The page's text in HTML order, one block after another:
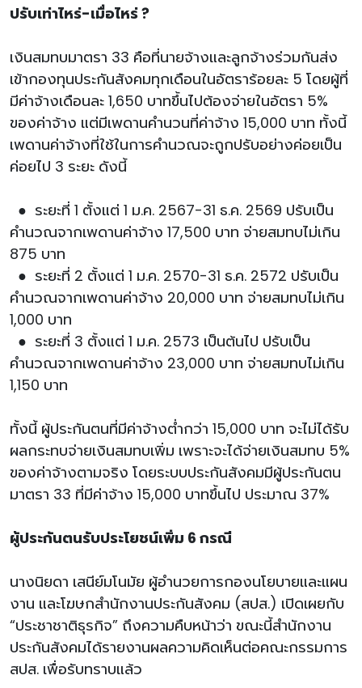
ปรับเท่าไหร่-เมื่อไหร่ ?
เงินสมทบมาตรา 33 คือที่นายจ้างและลูกจ้างร่วมกันส่ง
เข้ากองทุนประกันสังคมทุกเดือนในอัตราร้อยละ 5 โดยผู้ที่
มีค่าจ้างเดือนละ 1,650 บาทขึ้นไปต้องจ่ายในอัตรา 5%
ของค่าจ้าง แต่มีเพดานคำนวนที่ค่าจ้าง 15,000 บาท ทั้งนี้
เพดานค่าจ้างที่ใช้ในการคำนวณจะถูกปรับอย่างค่อยเป็น
ค่อยไป 3 ระยะ ดังนี้
● ระยะที่ 1 ตั้งแต่ 1 ม.ค. 2567-31 ธ.ค. 2569 ปรับเป็น
คำนวณจากเพดานค่าจ้าง 17,500 บาท จ่ายสมทบไม่เกิน
875 บาท
● ระยะที่ 2 ตั้งแต่ 1 ม.ค. 2570-31 ธ.ค. 2572 ปรับเป็น
คำนวณจากเพดานค่าจ้าง 20,000 บาท จ่ายสมทบไม่เกิน
1,000 บาท
● ระยะที่ 3 ตั้งแต่ 1 ม.ค. 2573 เป็นต้นไป ปรับเป็น
คำนวณจากเพดานค่าจ้าง 23,000 บาท จ่ายสมทบไม่เกิน
1,150 บาท
ทั้งนี้ ผู้ประกันตนที่มีค่าจ้างต่ำกว่า 15,000 บาท จะไม่ได้รับ
ผลกระทบจ่ายเงินสมทบเพิ่ม เพราะจะได้จ่ายเงินสมทบ 5%
ของค่าจ้างตามจริง โดยระบบประกันสังคมมีผู้ประกันตน
มาตรา 33 ที่มีค่าจ้าง 15,000 บาทขึ้นไป ประมาณ 37%
ผู้ประกันตนรับประโยชน์เพิ่ม 6 กรณี
นางนิยดา เสนีย์มโนมัย ผู้อำนวยการกองนโยบายและแผน
งาน และโฆษกสำนักงานประกันสังคม (สปส.) เปิดเผยกับ
“ประชาชาติธุรกิจ” ถึงความคืบหน้าว่า ขณะนี้สำนักงาน
ประกันสังคมได้รายงานผลความคิดเห็นต่อคณะกรรมการ
สปส. เพื่อรับทราบแล้ว